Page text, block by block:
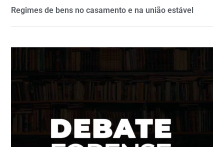
Regimes de bens no casamento e na união estável